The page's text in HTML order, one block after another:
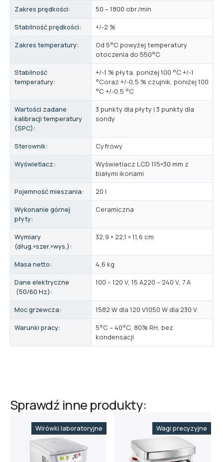
Zakres prędkości:
50 – 1800 obr./min
Stabilność prędkości:
+/-2 %
Zakres temperatury:
Od 5°C powyżej temperatury
otoczenia do 550°C
Stabilność
temperatury:
+/-1 % płyta, poniżej 100 °C +/-1
°Coraz +/-0,5 % czujnik, poniżej 100
°C +/-0,5 °C
Wartości zadane
kalibracji temperatury
(SPC):
3 punkty dla płyty i 3 punkty dla
sondy
Sterownik:
Cyfrowy
Wyświetlacz:
Wyświetlacz LCD 115×30 mm z
białymi ikonami
Pojemność mieszania:
20 l
Wykonanie górnej
płyty:
Ceramiczna
Wymiary
(dług.×szer.×wys.):
32,9 × 22,1 × 11,6 cm
Masa netto:
4,6 kg
Dane elektryczne
(50/60 Hz):
100 – 120 V, 15 A220 – 240 V, 7 A
Moc grzewcza:
1582 W dla 120 V1050 W dla 230 V
Warunki pracy:
5°C – 40°C, 80% RH, bez
kondensacji
Sprawdź inne produkty:
Wirówki laboratoryjne Wagi precyzyjne